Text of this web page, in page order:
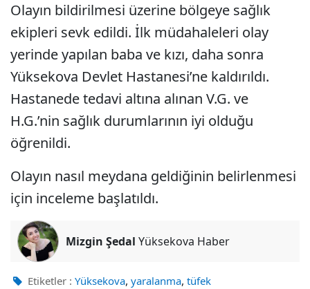
Olayın bildirilmesi üzerine bölgeye sağlık
ekipleri sevk edildi. İlk müdahaleleri olay
yerinde yapılan baba ve kızı, daha sonra
Yüksekova Devlet Hastanesi’ne kaldırıldı.
Hastanede tedavi altına alınan V.G. ve
H.G.’nin sağlık durumlarının iyi olduğu
öğrenildi.
Olayın nasıl meydana geldiğinin belirlenmesi
için inceleme başlatıldı.
Mizgin Şedal Yüksekova Haber
Etiketler : Yüksekova, yaralanma, tüfek